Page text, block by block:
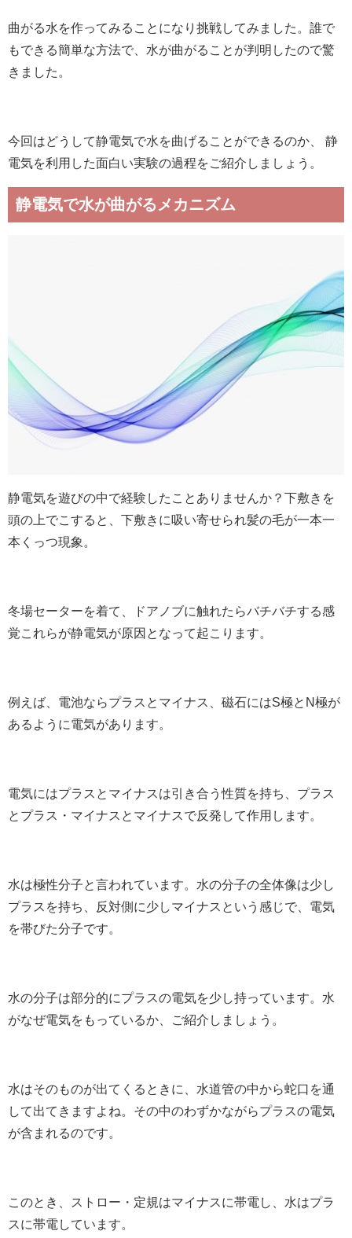
曲がる水を作ってみることになり挑戦してみました。誰で
もできる簡単な方法で、水が曲がることが判明したので驚
きました。
今回はどうして静電気で水を曲げることができるのか、 静
電気を利用した面白い実験の過程をご紹介しましょう。
静電気で水が曲がるメカニズム
静電気を遊びの中で経験したことありませんか？下敷きを
頭の上でこすると、下敷きに吸い寄せられ髪の毛が一本一
本くっつ現象。
冬場セーターを着て、ドアノブに触れたらバチバチする感
覚これらが静電気が原因となって起こります。
例えば、電池ならプラスとマイナス、磁石にはS極とN極が
あるように電気があります。
電気にはプラスとマイナスは引き合う性質を持ち、プラス
とプラス・マイナスとマイナスで反発して作用します。
水は極性分子と言われています。水の分子の全体像は少し
プラスを持ち、反対側に少しマイナスという感じで、電気
を帯びた分子です。
水の分子は部分的にプラスの電気を少し持っています。水
がなぜ電気をもっているか、ご紹介しましょう。
水はそのものが出てくるときに、水道管の中から蛇口を通
して出てきますよね。その中のわずかながらプラスの電気
が含まれるのです。
このとき、ストロー・定規はマイナスに帯電し、水はプラ
スに帯電しています。